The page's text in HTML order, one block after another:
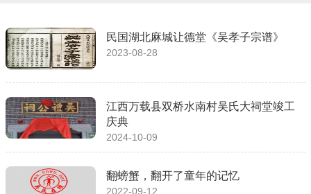
民国湖北麻城让德堂《吴孝子宗谱》
2023-08-28
江西万载县双桥水南村吴氏大祠堂竣工
庆典
2024-10-09
翻螃蟹，翻开了童年的记忆
2022-09-12